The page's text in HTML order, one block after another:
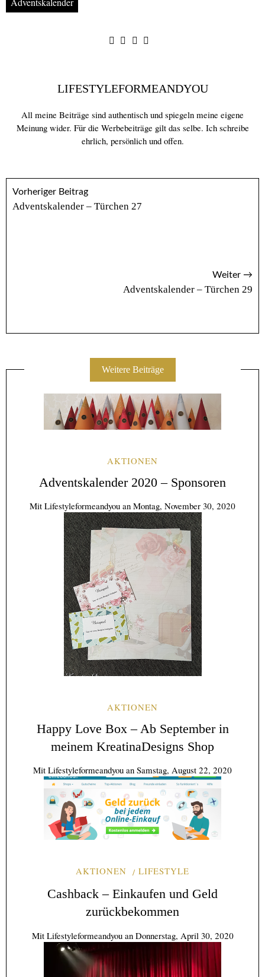
LIFESTYLEFORMEANDYOU
All meine Beiträge sind authentisch und spiegeln meine eigene
Meinung wider. Für die Werbebeiträge gilt das selbe. Ich schreibe
ehrlich, persönlich und offen.
Vorheriger Beitrag
Adventskalender – Türchen 27
Weiter →
Adventskalender – Türchen 29
Weitere Beiträge
AKTIONEN
Adventskalender 2020 – Sponsoren
Mit Lifestyleformeandyou an Montag, November 30, 2020
AKTIONEN
Happy Love Box – Ab September in
meinem KreatinaDesigns Shop
Mit Lifestyleformeandyou an Samstag, August 22, 2020
AKTIONEN LIFESTYLE
Cashback – Einkaufen und Geld
zurückbekommen
Mit Lifestyleformeandyou an Donnerstag, April 30, 2020